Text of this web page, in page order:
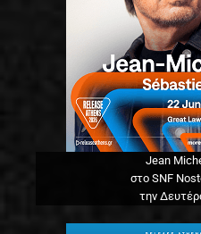
Jean
στο SNF
την